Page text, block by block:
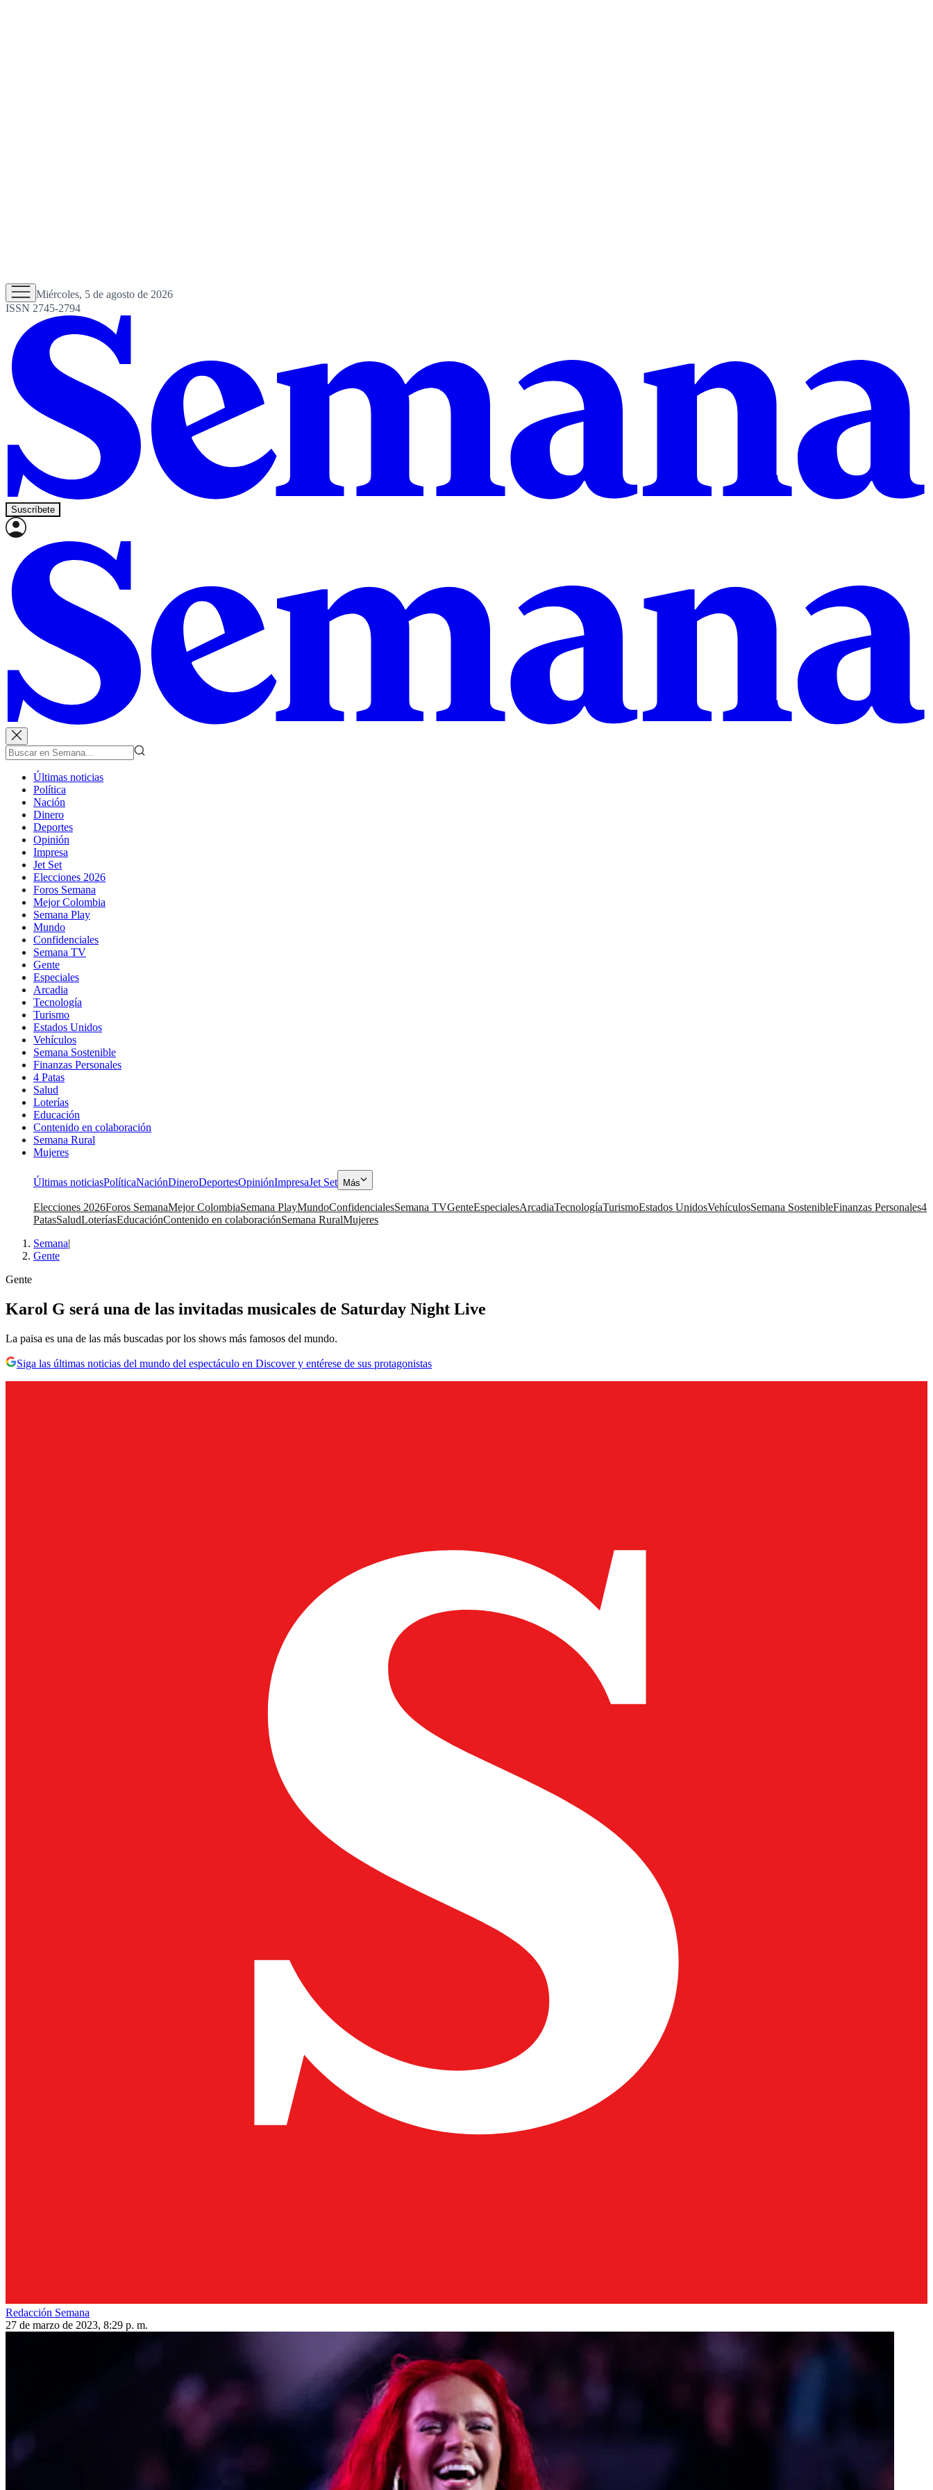
Miércoles, 5 de agosto de 2026
ISSN 2745-2794
Suscríbete
Últimas noticias
Política
Nación
Dinero
Deportes
Opinión
Impresa
Jet Set
Elecciones 2026
Foros Semana
Mejor Colombia
Semana Play
Mundo
Confidenciales
Semana TV
Gente
Especiales
Arcadia
Tecnología
Turismo
Estados Unidos
Vehículos
Semana Sostenible
Finanzas Personales
4 Patas
Salud
Loterías
Educación
Contenido en colaboración
Semana Rural
Mujeres
Últimas noticiasPolíticaNaciónDineroDeportesOpiniónImpresaJet Set Más
Elecciones 2026Foros SemanaMejor ColombiaSemana PlayMundoConfidencialesSemana TVGenteEspecialesArcadiaTecnologíaTurismoEstados UnidosVehículosSemana SostenibleFinanzas Personales4
PatasSaludLoteríasEducaciónContenido en colaboraciónSemana RuralMujeres
Semana|
Gente
Gente
Karol G será una de las invitadas musicales de Saturday Night Live
La paisa es una de las más buscadas por los shows más famosos del mundo.
Siga las últimas noticias del mundo del espectáculo en Discover y entérese de sus protagonistas
Redacción Semana
27 de marzo de 2023, 8:29 p. m.